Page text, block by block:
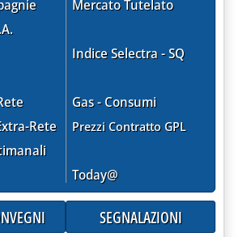
aria'
Rete
Mercato Tutelato
Indice Selectra - SQ
Gas - Consumi
Prezzi Contratto GPL
Today@
SEGNALAZIONI